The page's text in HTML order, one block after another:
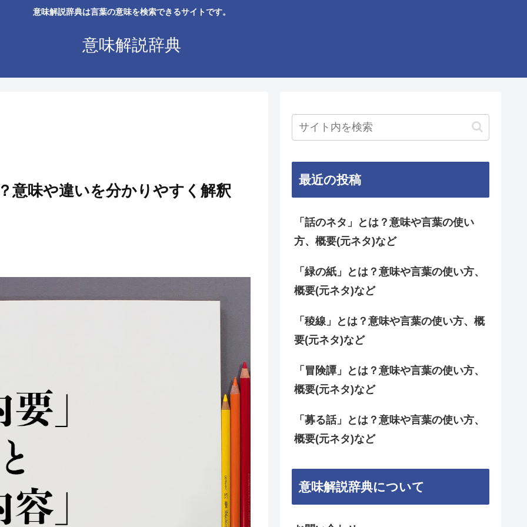
意味解説辞典は言葉の意味を検索できるサイトです。
意味解説辞典
意味や違いを分かりやすく解釈
最近の投稿
「話のネタ」とは？意味や言葉の使い
方、概要(元ネタ)など
「緑の紙」とは？意味や言葉の使い方、
概要(元ネタ)など
「稜線」とは？意味や言葉の使い方、概
要(元ネタ)など
「冒険譚」とは？意味や言葉の使い方、
概要(元ネタ)など
「募る話」とは？意味や言葉の使い方、
概要(元ネタ)など
意味解説辞典について